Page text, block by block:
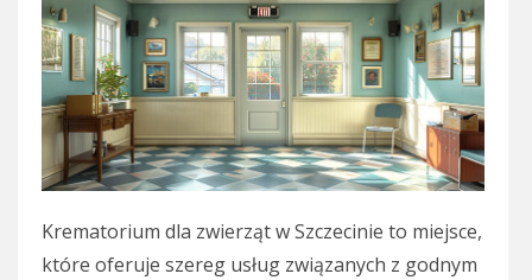
Krematorium dla zwierząt w Szczecinie to miejsce,
które oferuje szereg usług związanych z godnym